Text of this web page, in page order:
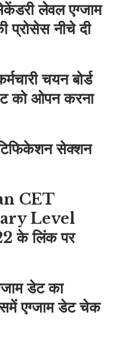
लेवल एग्जाम
नीचे दी
चयन बोर्ड
को ओपन करना
सेक्शन
CET
Level
के लिंक पर
डेट का
एग्जाम डेट चेक